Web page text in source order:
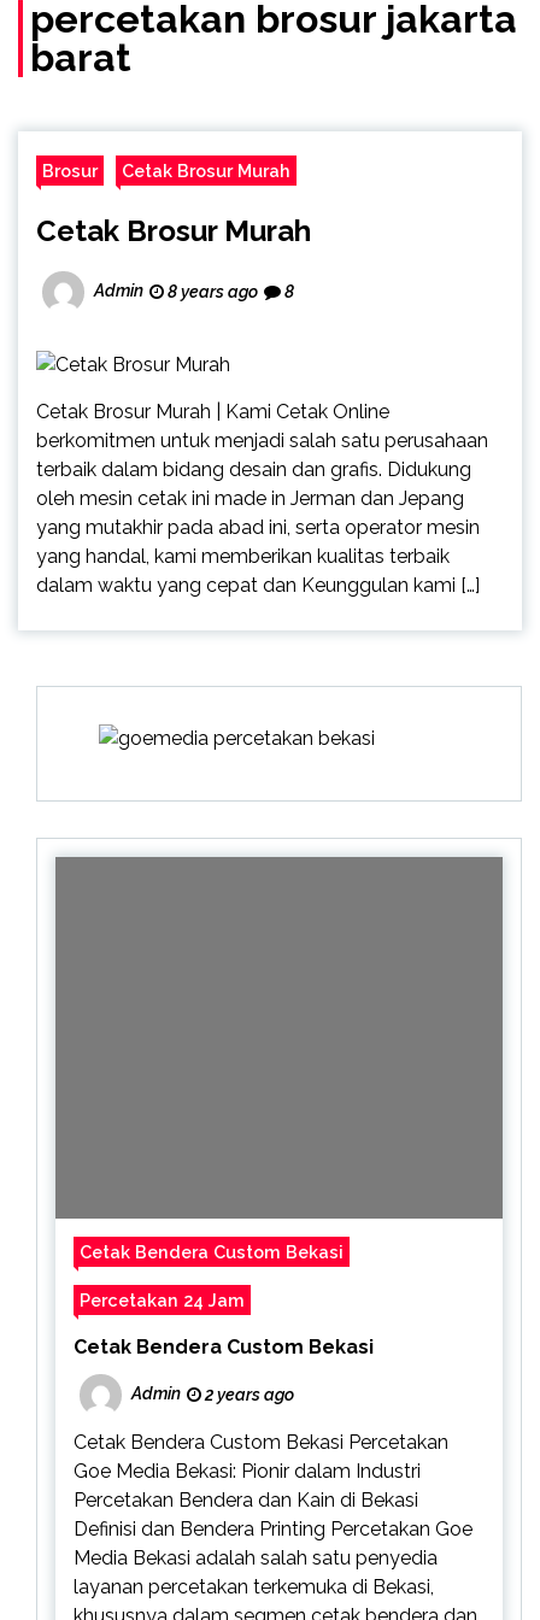
percetakan brosur jakarta
barat
Brosur Cetak Brosur Murah
Cetak Brosur Murah
Admin 8 years ago 8
Cetak Brosur Murah | Kami Cetak Online
berkomitmen untuk menjadi salah satu perusahaan
terbaik dalam bidang desain dan grafis. Didukung
oleh mesin cetak ini made in Jerman dan Jepang
yang mutakhir pada abad ini, serta operator mesin
yang handal, kami memberikan kualitas terbaik
dalam waktu yang cepat dan Keunggulan kami […]
Cetak Bendera Custom Bekasi
Percetakan 24 Jam
Cetak Bendera Custom Bekasi
Admin 2 years ago
Cetak Bendera Custom Bekasi Percetakan
Goe Media Bekasi: Pionir dalam Industri
Percetakan Bendera dan Kain di Bekasi
Definisi dan Bendera Printing Percetakan Goe
Media Bekasi adalah salah satu penyedia
layanan percetakan terkemuka di Bekasi,